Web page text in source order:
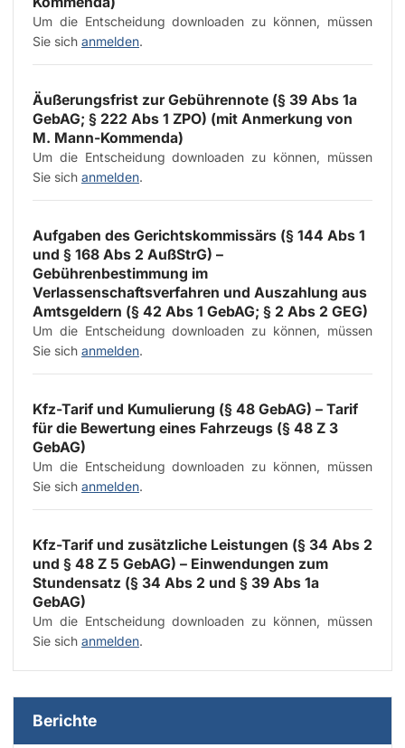
Um die Entscheidung downloaden zu können, müssen
Sie sich anmelden.
Äußerungsfrist zur Gebührennote (§ 39 Abs 1a
GebAG; § 222 Abs 1 ZPO) (mit Anmerkung von
M. Mann-Kommenda)
Um die Entscheidung downloaden zu können, müssen
Sie sich anmelden.
Aufgaben des Gerichtskommissärs (§ 144 Abs 1
und § 168 Abs 2 AußStrG) –
Gebührenbestimmung im
Verlassenschaftsverfahren und Auszahlung aus
Amtsgeldern (§ 42 Abs 1 GebAG; § 2 Abs 2 GEG)
Um die Entscheidung downloaden zu können, müssen
Sie sich anmelden.
Kfz-Tarif und Kumulierung (§ 48 GebAG) – Tarif
für die Bewertung eines Fahrzeugs (§ 48 Z 3
GebAG)
Um die Entscheidung downloaden zu können, müssen
Sie sich anmelden.
Kfz-Tarif und zusätzliche Leistungen (§ 34 Abs 2
und § 48 Z 5 GebAG) – Einwendungen zum
Stundensatz (§ 34 Abs 2 und § 39 Abs 1a
GebAG)
Um die Entscheidung downloaden zu können, müssen
Sie sich anmelden.
Berichte